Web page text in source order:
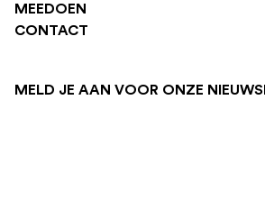
MEEDOEN
CONTACT
MELD JE AAN VOOR ONZE